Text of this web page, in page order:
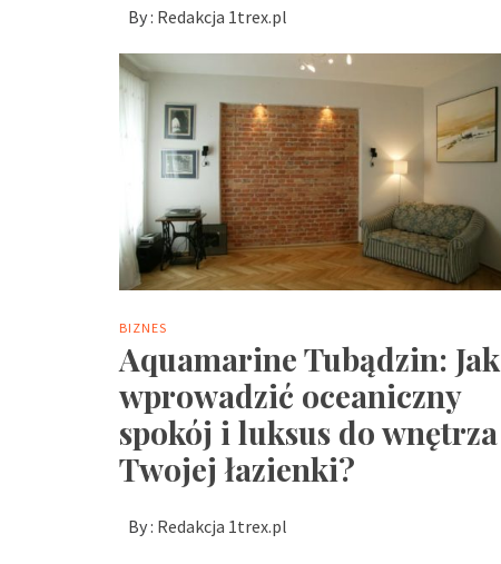
By : Redakcja 1trex.pl
BIZNES
Aquamarine Tubądzin: Jak
wprowadzić oceaniczny
spokój i luksus do wnętrza
Twojej łazienki?
By : Redakcja 1trex.pl